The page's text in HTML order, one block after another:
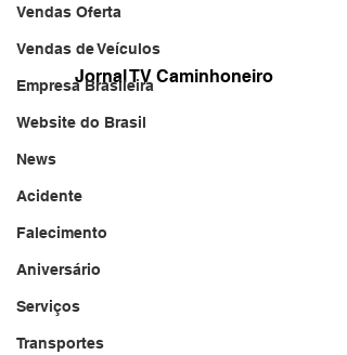
Vendas Oferta
Vendas de Veículos
Empresa Brasileira
Website do Brasil
News
Acidente
Falecimento
Aniversário
Serviços
Transportes
Jornal TV Caminhoneiro